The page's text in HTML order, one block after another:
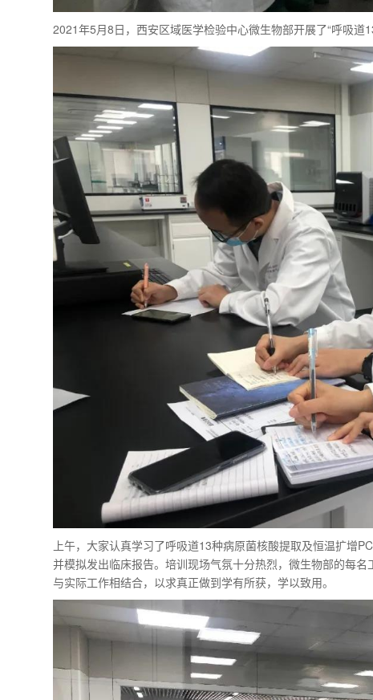
2021年5月8日，西安区域医学检验中心微生物部开展了“呼吸道
上午，大家认真学习了呼吸道13种病原菌核酸提取及恒温扩增
并模拟发出临床报告。培训现场气氛十分热烈，微生物部的每
与实际工作相结合，以求真正做到学有所获，学以致用。